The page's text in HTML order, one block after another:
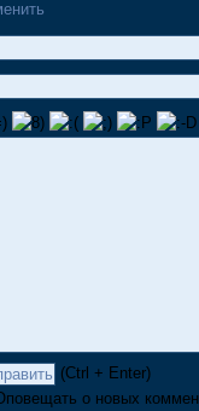
(Ctrl + Enter)
о новых